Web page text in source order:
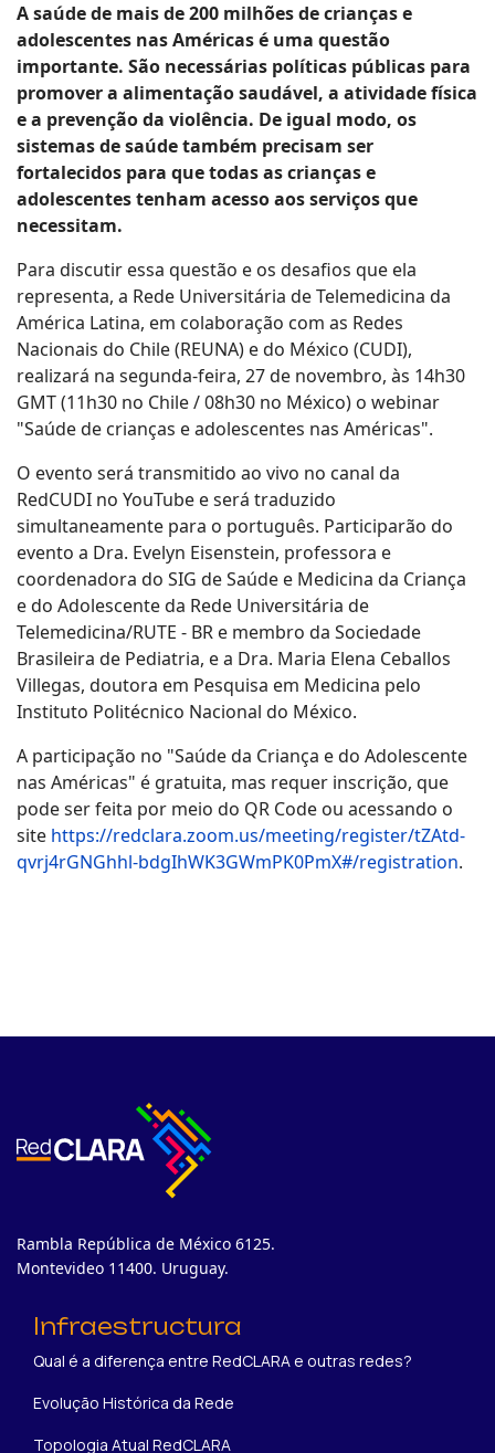
A saúde de mais de 200 milhões de crianças e
adolescentes nas Américas é uma questão
importante. São necessárias políticas públicas para
promover a alimentação saudável, a atividade física
e a prevenção da violência. De igual modo, os
sistemas de saúde também precisam ser
fortalecidos para que todas as crianças e
adolescentes tenham acesso aos serviços que
necessitam.
Para discutir essa questão e os desafios que ela
representa, a Rede Universitária de Telemedicina da
América Latina, em colaboração com as Redes
Nacionais do Chile (REUNA) e do México (CUDI),
realizará na segunda-feira, 27 de novembro, às 14h30
GMT (11h30 no Chile / 08h30 no México) o webinar
"Saúde de crianças e adolescentes nas Américas".
O evento será transmitido ao vivo no canal da
RedCUDI no YouTube e será traduzido
simultaneamente para o português. Participarão do
evento a Dra. Evelyn Eisenstein, professora e
coordenadora do SIG de Saúde e Medicina da Criança
e do Adolescente da Rede Universitária de
Telemedicina/RUTE - BR e membro da Sociedade
Brasileira de Pediatria, e a Dra. Maria Elena Ceballos
Villegas, doutora em Pesquisa em Medicina pelo
Instituto Politécnico Nacional do México.
A participação no "Saúde da Criança e do Adolescente
nas Américas" é gratuita, mas requer inscrição, que
pode ser feita por meio do QR Code ou acessando o
site https://redclara.zoom.us/meeting/register/tZAtd-
qvrj4rGNGhhl-bdgIhWK3GWmPK0PmX#/registration.
Rambla República de México 6125.
Montevideo 11400. Uruguay.
Infraestructura
Qual é a diferença entre RedCLARA e outras redes?
Evolução Histórica da Rede
Topologia Atual RedCLARA